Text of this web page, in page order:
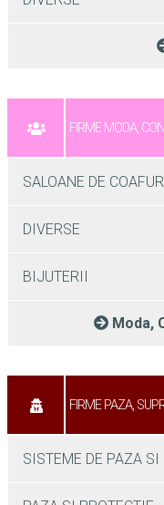
FIRME MODA,
SALOANE DE
DIVERSE
BIJUTERII
Moda,
FIRME PAZA,
SISTEME DE PAZA SI